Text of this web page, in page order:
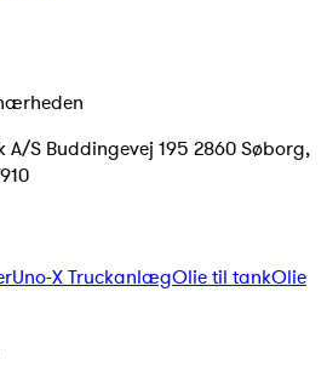
S Buddingevej 195 2860 Søborg,
Uno-X TruckanlægOlie til tankOlie